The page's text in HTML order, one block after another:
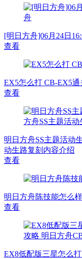
[明日方舟]06月24日
查看
EX5怎么打 CB-EX5
查看
明日方舟SS主题活动
动生路复刻内容介绍
查看
明日方舟陈技能怎么
查看
EX8低配版三星怎么